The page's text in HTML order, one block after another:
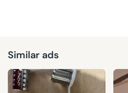
Similar ads